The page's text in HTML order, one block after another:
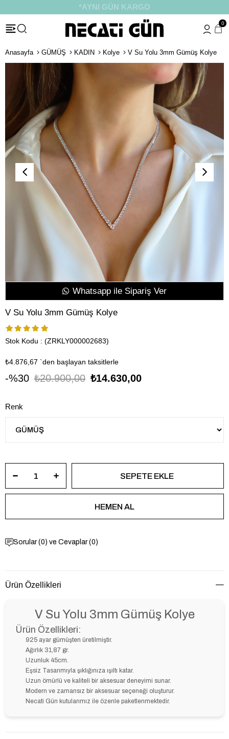
*HEDİYE PAKETİ & NOTU
0
Anasayfa GÜMÜŞ KADIN Kolye V Su Yolu 3mm Gümüş Kolye
Whatsapp ile Sipariş Ver
V Su Yolu 3mm Gümüş Kolye
Stok Kodu (ZRKLY000002683)
₺4.876,67 `den başlayan taksitlerle
30 ₺20.900,00 ₺14.630,00
Renk
Sorular (0) ve Cevaplar (0)
Ürün Özellikleri
V Su Yolu 3mm Gümüş Kolye
Ürün Özellikleri:
925 ayar gümüşten üretilmiştir.
Ağırlık 31,87 gr.
Uzunluk 45cm.
Eşsiz Tasarımıyla şıklığınıza ışıltı katar.
Uzun ömürlü ve kaliteli bir aksesuar deneyimi sunar.
Modern ve zamansız bir aksesuar seçeneği oluşturur.
Necati Gün kutularımız ile özenle paketlenmektedir.